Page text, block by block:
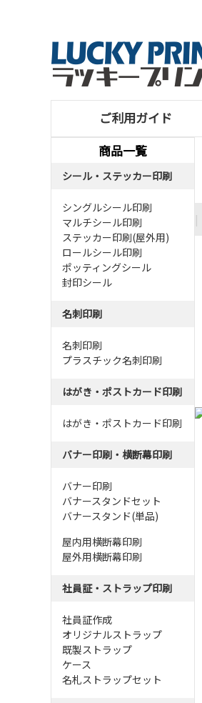
ご利用ガイド
商品一覧
シール・ステッカー印刷
シングルシール印刷
マルチシール印刷
ステッカー印刷(屋外用)
ロールシール印刷
ポッティングシール
封印シール
名刺印刷
名刺印刷
プラスチック名刺印刷
はがき・ポストカード印刷
はがき・ポストカード印刷
バナー印刷・横断幕印刷
バナー印刷
バナースタンドセット
バナースタンド(単品)
屋内用横断幕印刷
屋外用横断幕印刷
社員証・ストラップ印刷
社員証作成
オリジナルストラップ
既製ストラップ
ケース
名札ストラップセット
|